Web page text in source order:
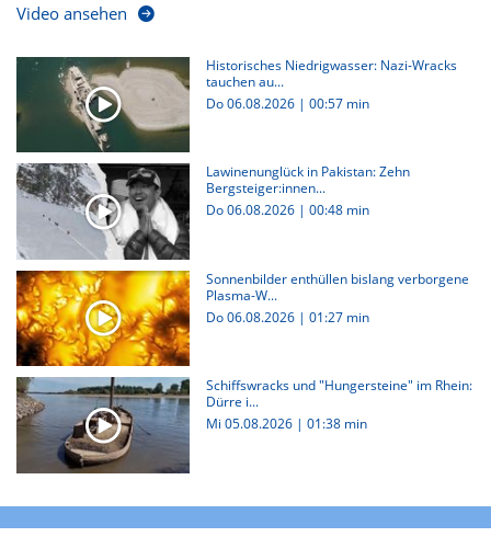
Video ansehen
Historisches Niedrigwasser: Nazi-Wracks
tauchen au...
Do 06.08.2026 |00:57 min
Lawinenunglück in Pakistan: Zehn
Bergsteiger:innen...
Do 06.08.2026 |00:48 min
Sonnenbilder enthüllen bislang verborgene
Plasma-W...
Do 06.08.2026 |01:27 min
Schiffswracks und "Hungersteine" im Rhein:
Dürre i...
Mi 05.08.2026 |01:38 min